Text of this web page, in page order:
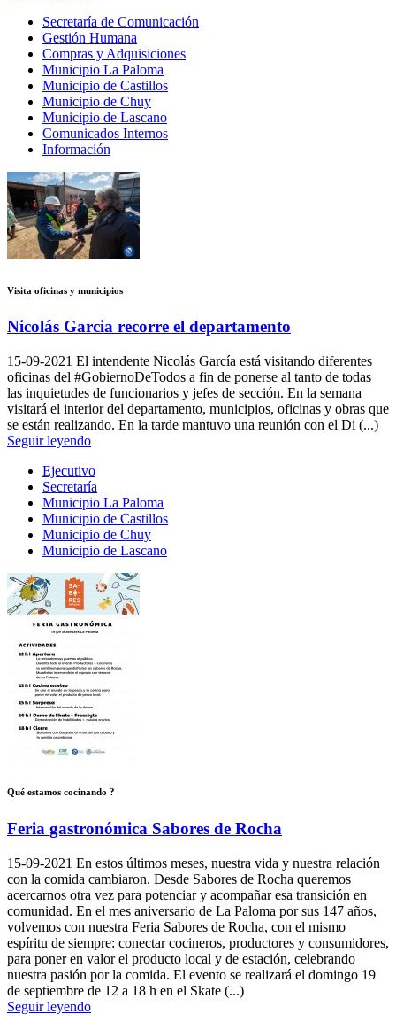
Secretaría de Comunicación
Gestión Humana
Compras y Adquisiciones
Municipio La Paloma
Municipio de Castillos
Municipio de Chuy
Municipio de Lascano
Comunicados Internos
Información
Visita oficinas y municipios
Nicolás Garcia recorre el departamento
15-09-2021 El intendente Nicolás García está visitando diferentes
oficinas del #GobiernoDeTodos a fin de ponerse al tanto de todas
las inquietudes de funcionarios y jefes de sección. En la semana
visitará el interior del departamento, municipios, oficinas y obras que
se están realizando. En la tarde mantuvo una reunión con el Di (...)
Seguir leyendo
Ejecutivo
Secretaría
Municipio La Paloma
Municipio de Castillos
Municipio de Chuy
Municipio de Lascano
Qué estamos cocinando ?
Feria gastronómica Sabores de Rocha
15-09-2021 En estos últimos meses, nuestra vida y nuestra relación
con la comida cambiaron. Desde Sabores de Rocha queremos
acercarnos otra vez para potenciar y acompañar esa transición en
comunidad. En el mes aniversario de La Paloma por sus 147 años,
volvemos con nuestra Feria Sabores de Rocha, con el mismo
espíritu de siempre: conectar cocineros, productores y consumidores,
para poner en valor el producto local y de estación, celebrando
nuestra pasión por la comida. El evento se realizará el domingo 19
de septiembre de 12 a 18 h en el Skate (...)
Seguir leyendo